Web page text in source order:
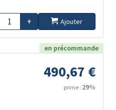
+ Ajouter
en précommande
490,67 €
prime : 29%